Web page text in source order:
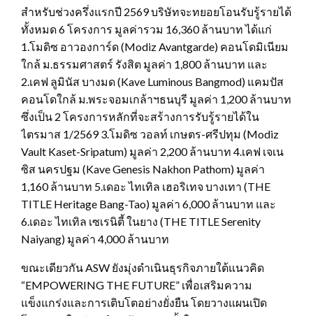
สำหรับช่วงครึ่งแรกปี 2569 บริษัทจะทยอยโอนรับรู้รายได้
ทั้งหมด 6 โครงการ มูลค่ารวม 16,360 ล้านบาท ได้แก่
1.โมดิซ อาวองการ์ด (Modiz Avantgarde) คอนโดมิเนียม
ใกล้ ม.ธรรมศาสตร์ รังสิต มูลค่า 1,800 ล้านบาท และ
2.เคฟ ลูมินัส บางมด (Kave Luminous Bangmod) แคมปัส
คอนโดใกล้ ม.พระจอมเกล้าฯธนบุรี มูลค่า 1,200 ล้านบาท
ซึ่งเป็น 2 โครงการหลักที่จะสร้างการรับรู้รายได้ใน
ไตรมาส 1/2569 3.โมดิซ วอลท์ เกษตร-ศรีปทุม (Modiz
Vault Kaset-Sripatum) มูลค่า 2,200 ล้านบาท 4.เคฟ เจเน
ซิส นครปฐม (Kave Genesis Nakhon Pathom) มูลค่า
1,160 ล้านบาท 5.เดอะ ไทเทิล เฮอริเทจ บางเทา (THE
TITLE Heritage Bang-Tao) มูลค่า 6,000 ล้านบาท และ
6.เดอะ ไทเทิล เซเรนิตี้ ในยาง (THE TITLE Serenity
Naiyang) มูลค่า 4,000 ล้านบาท
ขณะเดียวกัน ASW ยังมุ่งดำเนินธุรกิจภายใต้แนวคิด
“EMPOWERING THE FUTURE” เพื่อเสริมความ
แข็งแกร่งและการเติบโตอย่างยั่งยืน โดยวางแผนเปิด